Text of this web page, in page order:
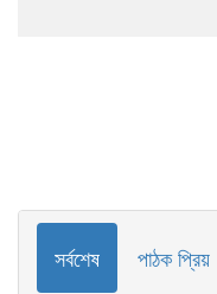
সর্বশেষ পাঠক প্রিয়